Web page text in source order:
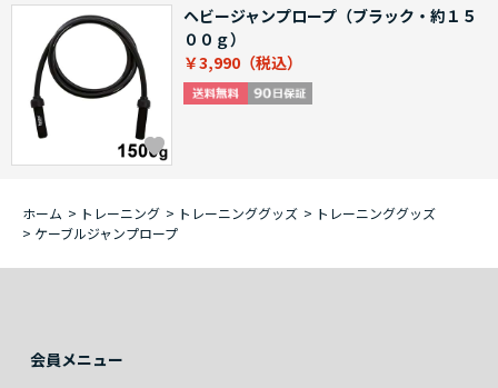
ヘビージャンプロープ（ブラック・約１５
００ｇ）
￥3,990
ホーム > トレーニング > トレーニンググッズ > トレーニンググッズ
> ケーブルジャンプロープ
会員メニュー